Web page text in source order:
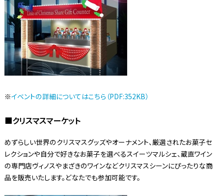
※イベントの詳細についてはこちら（PDF:352KB）
■クリスマスマーケット
めずらしい世界のクリスマスグッズやオーナメント、厳選されたお菓子セ
レクションや自分で好きなお菓子を選べるスイーツマルシェ、蔵直ワイン
の専門店ヴィノスやまざきのワインなどクリスマスシーンにぴったりな商
品を販売いたします。どなたでも参加可能です。